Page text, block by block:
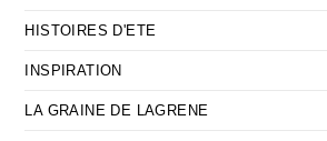
HISTOIRES D'ETE
INSPIRATION
LA GRAINE DE LAGRENE